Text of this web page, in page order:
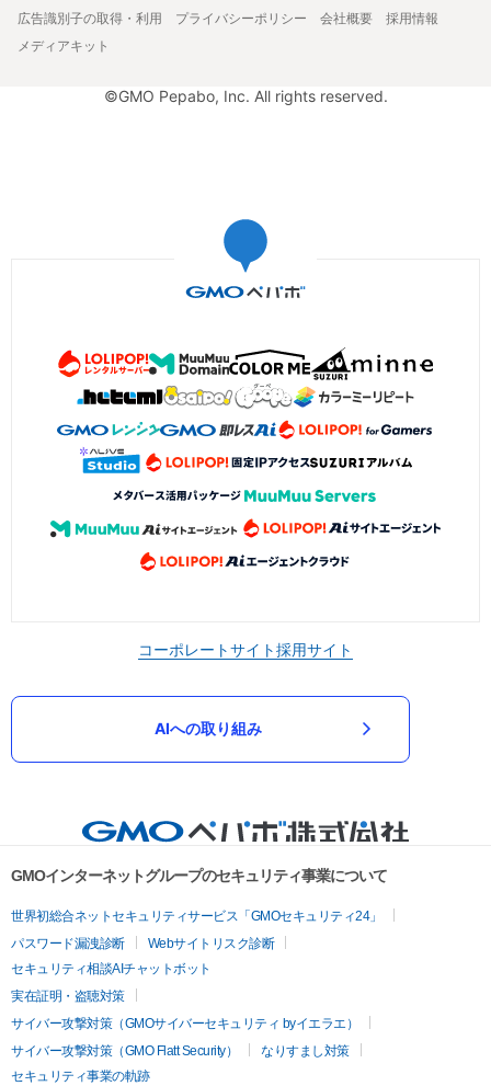
広告識別子の取得・利用
プライバシーポリシー 会社概要
採用情報
メディアキット
©GMO Pepabo, Inc. All rights reserved.
コーポレートサイト採用サイト
AIへの取り組み
GMOインターネットグループのセキュリティ事業について
世界初総合ネットセキュリティサービス「GMOセキュリティ24」
パスワード漏洩診断
Webサイトリスク診断
セキュリティ相談AIチャットボット
実在証明・盗聴対策
サイバー攻撃対策（GMOサイバーセキュリティ byイエラエ）
サイバー攻撃対策（GMO Flatt Security）
なりすまし対策
セキュリティ事業の軌跡